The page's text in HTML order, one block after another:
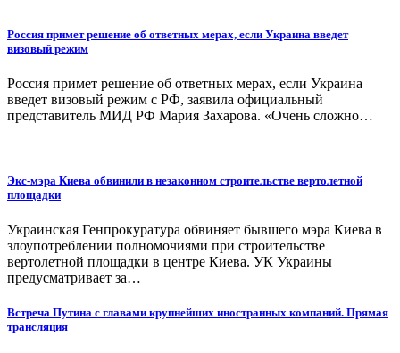
Россия примет решение об ответных мерах, если Украина введет
визовый режим
Россия примет решение об ответных мерах, если Украина
введет визовый режим с РФ, заявила официальный
представитель МИД РФ Мария Захарова. «Очень сложно…
Экс-мэра Киева обвинили в незаконном строительстве вертолетной
площадки
Украинская Генпрокуратура обвиняет бывшего мэра Киева в
злоупотреблении полномочиями при строительстве
вертолетной площадки в центре Киева. УК Украины
предусматривает за…
Встреча Путина с главами крупнейших иностранных компаний. Прямая
трансляция